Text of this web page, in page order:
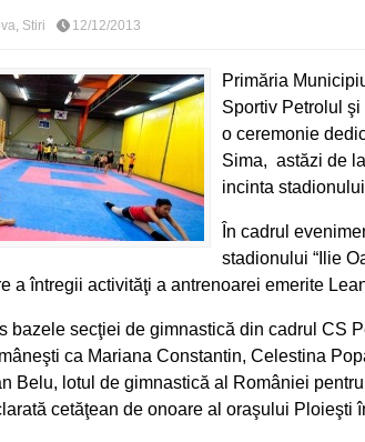
, Stiri 12/12/2013
Primăria
Sportiv Petrolul
o ceremonie
Sima, astăzi de
incinta stadionului
În cadrul
stadionului “Ilie
a întregii activităţi a antrenoarei emerite
bazele secţiei de gimnastică din cadrul CS
ca Mariana Constantin, Celestina
Belu, lotul de gimnastică al României
cetăţean de onoare al oraşului Ploieşti